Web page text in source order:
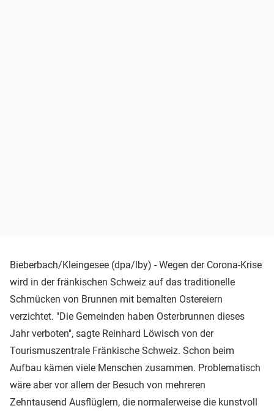
Bieberbach/Kleingesee (dpa/lby) - Wegen der Corona-Krise
wird in der fränkischen Schweiz auf das traditionelle
Schmücken von Brunnen mit bemalten Ostereiern
verzichtet. "Die Gemeinden haben Osterbrunnen dieses
Jahr verboten", sagte Reinhard Löwisch von der
Tourismuszentrale Fränkische Schweiz. Schon beim
Aufbau kämen viele Menschen zusammen. Problematisch
wäre aber vor allem der Besuch von mehreren
Zehntausend Ausflüglern, die normalerweise die kunstvoll